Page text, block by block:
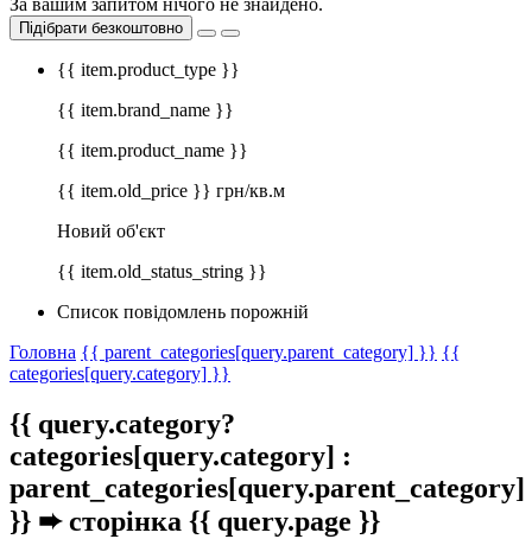
За вашим запитом нічого не знайдено.
Підібрати безкоштовно
{{ item.product_type }}
{{ item.brand_name }}
{{ item.product_name }}
{{ item.old_price }} грн/кв.м
Новий об'єкт
{{ item.old_status_string }}
Список повідомлень порожній
Головна {{ parent_categories[query.parent_category] }} {{
categories[query.category] }}
{{ query.category?
categories[query.category] :
parent_categories[query.parent_category]
}} ➨ сторінка {{ query.page }}